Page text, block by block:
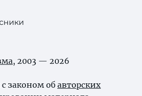
, 2003 — 2026
законом об авторских